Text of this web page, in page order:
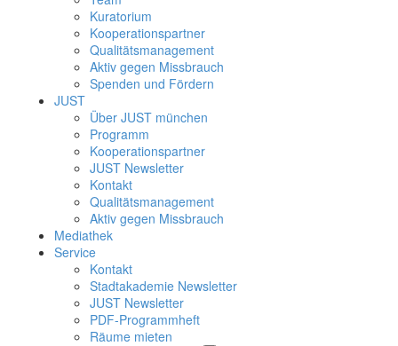
Kuratorium
Kooperationspartner
Qualitätsmanagement
Aktiv gegen Missbrauch
Spenden und Fördern
JUST
Über JUST münchen
Programm
Kooperationspartner
JUST Newsletter
Kontakt
Qualitätsmanagement
Aktiv gegen Missbrauch
Mediathek
Service
Kontakt
Stadtakademie Newsletter
JUST Newsletter
PDF-Programmheft
Räume mieten